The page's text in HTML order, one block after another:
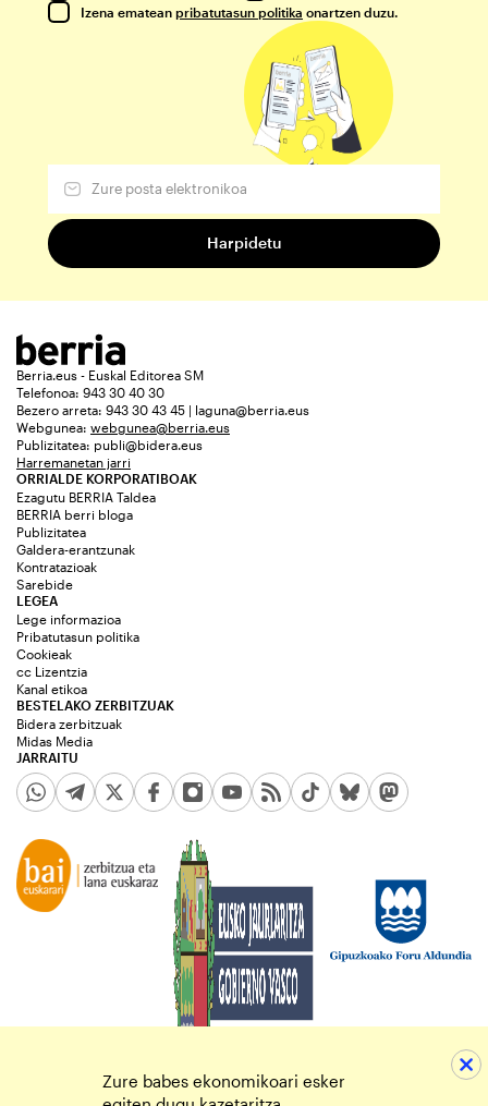
Izena ematean pribatutasun politika onartzen duzu.
Berria.eus - Euskal Editorea SM
Telefonoa: 943 30 40 30
Bezero arreta: 943 30 43 45 | laguna@berria.eus
Webgunea: webgunea@berria.eus
Publizitatea: publi@bidera.eus
Harremanetan jarri
ORRIALDE KORPORATIBOAK
Ezagutu BERRIA Taldea
BERRIA berri bloga
Publizitatea
Galdera-erantzunak
Kontratazioak
Sarebide
JARRAITU
LEGEA
Lege informazioa
Pribatutasun politika
Cookieak
cc Lizentzia
Kanal etikoa
BESTELAKO ZERBITZUAK
Bidera zerbitzuak
Midas Media
Zure babes ekonomikoari esker